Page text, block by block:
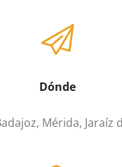
Dónde
Mérida, Jaraíz